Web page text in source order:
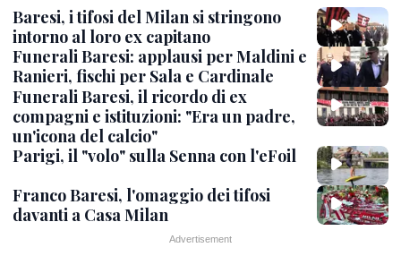
Baresi, i tifosi del Milan si stringono
intorno al loro ex capitano
Funerali Baresi: applausi per Maldini e
Ranieri, fischi per Sala e Cardinale
Funerali Baresi, il ricordo di ex
compagni e istituzioni: "Era un padre,
un'icona del calcio"
Parigi, il "volo" sulla Senna con l'eFoil
Franco Baresi, l'omaggio dei tifosi
davanti a Casa Milan